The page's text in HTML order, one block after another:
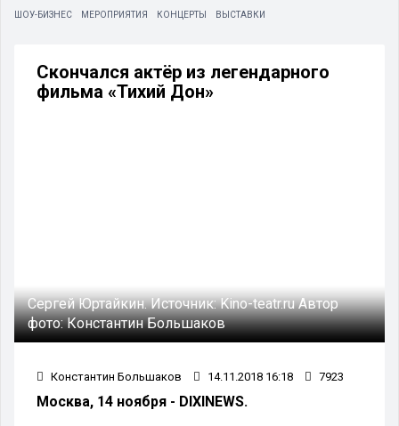
ШОУ-БИЗНЕС МЕРОПРИЯТИЯ КОНЦЕРТЫ ВЫСТАВКИ
Скончался актёр из легендарного
фильма «Тихий Дон»
Сергей Юртайкин.Источник:Kino-teatr.ruАвтор
фото:Константин Большаков
Константин Большаков 14.11.2018 16:18 7923
Москва, 14 ноября - DIXINEWS.